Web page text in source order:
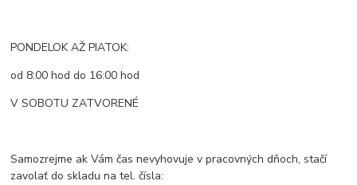
PONDELOK AŽ PIATOK:
od 8:00 hod do 16:00 hod
V SOBOTU ZATVORENÉ
Samozrejme ak Vám čas nevyhovuje v pracovných dňoch, stačí
zavolať do skladu na tel. čísla: